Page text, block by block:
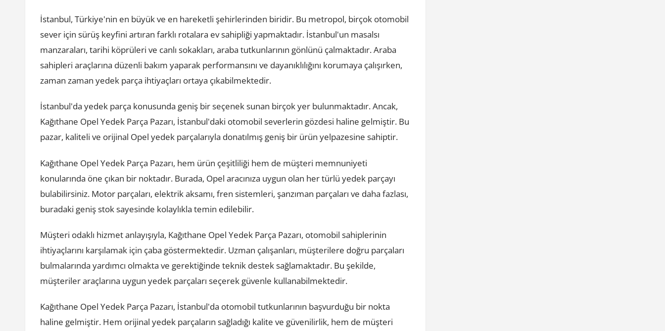
İstanbul, Türkiye'nin en büyük ve en hareketli şehirlerinden biridir. Bu metropol, birçok otomobil
sever için sürüş keyfini artıran farklı rotalara ev sahipliği yapmaktadır. İstanbul'un masalsı
manzaraları, tarihi köprüleri ve canlı sokakları, araba tutkunlarının gönlünü çalmaktadır. Araba
sahipleri araçlarına düzenli bakım yaparak performansını ve dayanıklılığını korumaya çalışırken,
zaman zaman yedek parça ihtiyaçları ortaya çıkabilmektedir.
İstanbul'da yedek parça konusunda geniş bir seçenek sunan birçok yer bulunmaktadır. Ancak,
Kağıthane Opel Yedek Parça Pazarı, İstanbul'daki otomobil severlerin gözdesi haline gelmiştir. Bu
pazar, kaliteli ve orijinal Opel yedek parçalarıyla donatılmış geniş bir ürün yelpazesine sahiptir.
Kağıthane Opel Yedek Parça Pazarı, hem ürün çeşitliliği hem de müşteri memnuniyeti
konularında öne çıkan bir noktadır. Burada, Opel aracınıza uygun olan her türlü yedek parçayı
bulabilirsiniz. Motor parçaları, elektrik aksamı, fren sistemleri, şanzıman parçaları ve daha fazlası,
buradaki geniş stok sayesinde kolaylıkla temin edilebilir.
Müşteri odaklı hizmet anlayışıyla, Kağıthane Opel Yedek Parça Pazarı, otomobil sahiplerinin
ihtiyaçlarını karşılamak için çaba göstermektedir. Uzman çalışanları, müşterilere doğru parçaları
bulmalarında yardımcı olmakta ve gerektiğinde teknik destek sağlamaktadır. Bu şekilde,
müşteriler araçlarına uygun yedek parçaları seçerek güvenle kullanabilmektedir.
Kağıthane Opel Yedek Parça Pazarı, İstanbul'da otomobil tutkunlarının başvurduğu bir nokta
haline gelmiştir. Hem orijinal yedek parçaların sağladığı kalite ve güvenilirlik, hem de müşteri